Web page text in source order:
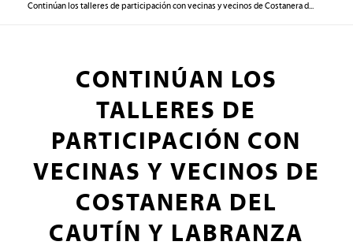
Continúan los talleres de participación con vecinas y vecinos de Costanera d...
CONTINÚAN LOS
TALLERES DE
PARTICIPACIÓN CON
VECINAS Y VECINOS DE
COSTANERA DEL
CAUTÍN Y LABRANZA